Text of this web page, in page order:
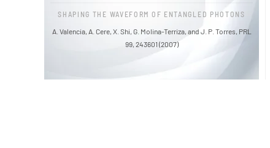
SHAPING THE WAVEFORM OF ENTANGLED PHOTONS
A. Valencia, A. Cere, X. Shi, G. Molina-Terriza, and J. P. Torres, PRL
99, 243601 (2007)